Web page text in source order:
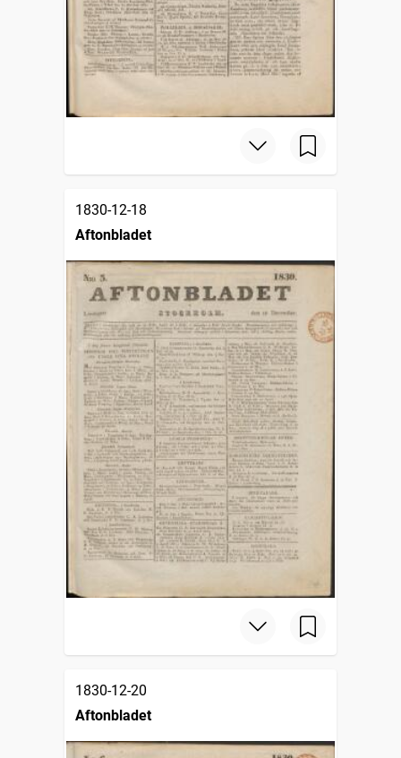
1830-12-18
Aftonbladet
1830-12-20
Aftonbladet